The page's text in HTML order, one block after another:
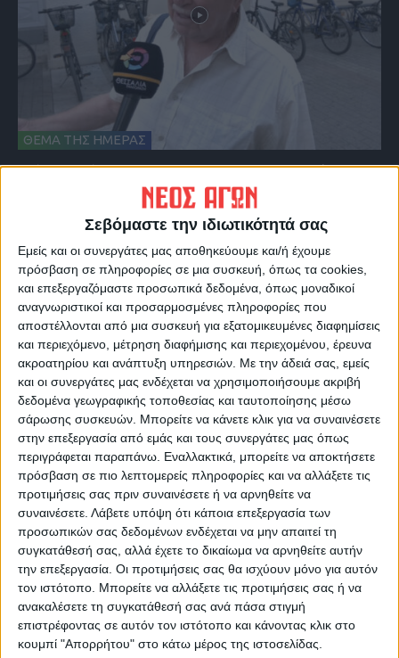
Σεβόμαστε την ιδιωτικότητά σας
Εμείς και οι συνεργάτες μας αποθηκεύουμε και/ή έχουμε
πρόσβαση σε πληροφορίες σε μια συσκευή, όπως τα cookies,
και επεξεργαζόμαστε προσωπικά δεδομένα, όπως μοναδικοί
αναγνωριστικοί και προσαρμοσμένες πληροφορίες που
αποστέλλονται από μια συσκευή για εξατομικευμένες διαφημίσεις
και περιεχόμενο, μέτρηση διαφήμισης και περιεχομένου, έρευνα
ακροατηρίου και ανάπτυξη υπηρεσιών. Με την άδειά σας, εμείς
και οι συνεργάτες μας ενδέχεται να χρησιμοποιήσουμε ακριβή
δεδομένα γεωγραφικής τοποθεσίας και ταυτοποίησης μέσω
σάρωσης συσκευών. Μπορείτε να κάνετε κλικ για να συναινέσετε
στην επεξεργασία από εμάς και τους συνεργάτες μας όπως
περιγράφεται παραπάνω. Εναλλακτικά, μπορείτε να αποκτήσετε
πρόσβαση σε πιο λεπτομερείς πληροφορίες και να αλλάξετε τις
προτιμήσεις σας πριν συναινέσετε ή να αρνηθείτε να
συναινέσετε. Λάβετε υπόψη ότι κάποια επεξεργασία των
προσωπικών σας δεδομένων ενδέχεται να μην απαιτεί τη
συγκατάθεσή σας, αλλά έχετε το δικαίωμα να αρνηθείτε αυτήν
την επεξεργασία. Οι προτιμήσεις σας θα ισχύουν μόνο για αυτόν
τον ιστότοπο. Μπορείτε να αλλάξετε τις προτιμήσεις σας ή να
ανακαλέσετε τη συγκατάθεσή σας ανά πάσα στιγμή
επιστρέφοντας σε αυτόν τον ιστότοπο και κάνοντας κλικ στο
κουμπί "Απορρήτου" στο κάτω μέρος της ιστοσελίδας.
ΘΕΜΑ ΤΗΣ ΗΜΕΡΑΣ
Θέμα ημέρας : Έχετε εκμεταλλευτεί στις
θερινές εκπτώσεις για κάποια αγορά;
ΘΕΜΑ ΤΗΣ ΗΜΕΡΑΣ
Θέμα ημέρας : Οι συνταξιούχοι ζητούν να
επιστραφεί η 13η σύνταξη. Συμφωνείτε;